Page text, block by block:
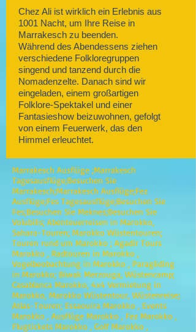
Chez Ali ist wirklich ein Erlebnis aus
1001 Nacht, um Ihre Reise in
Marrakesch zu beenden.
Während des Abendessens ziehen
verschiedene Folkloregruppen
singend und tanzend durch die
Nomadenzelte. Danach sind wir
eingeladen, einem großartigen
Folklore-Spektakel und einer
Fantasieshow beizuwohnen, gefolgt
von einem Feuerwerk, das den
Himmel erleuchtet.
Marrakesch Ausflüge ;Marrakesch
Tagesausflüge;Besuchen Sie
Marrakesch;Marrakesch Ausflüge;Fez
Ausflüge;Fes Tagesausflüge;Besuchen Sie
Fes;Besuchen Sie Meknes;Besuchen Sie
Volubilis; Abenteuerreisen in Marokko,
Sahara-Touren; Marokko Wüstentouren;
Touren rund um Marokko ; Agadir Tours
Marokko , Radtouren in Marokko ,
Vogelbeobachtung in Marokko , Paragliding
in Marokko; Biwak Merzouga, Wüstencamp;
Casablanca Marokko, 4x4 Vermietung in
Marokko, Marokko Wüstentour, Wüstenreise;
Atlas-Touren; Essaouira Marokko , Events
Marokko , Ausflüge Marokko , Fez Marokko ,
Flugtickets Marokko , Golf Marokko ,